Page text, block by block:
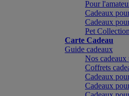
Pour
Cadeaux
Cadeaux
Pet Collection
Carte Cadeau
Guide cadeaux
Nos cadeaux
Coffrets
Cadeaux
Cadeaux